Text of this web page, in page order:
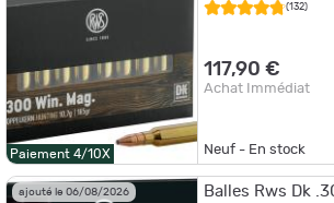
Paiement 4/10X
(132)
117,90 €
Achat Immédiat
Neuf - En stock
ajouté le 06/08/2026 Balles Rws Dk